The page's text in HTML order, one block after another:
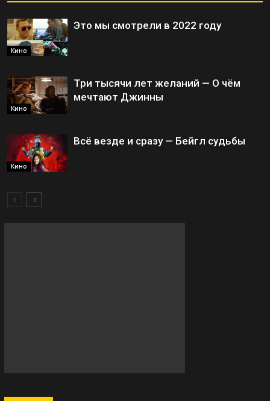
Кино
Это мы смотрели в 2022 году
Кино
Три тысячи лет желаний — О чём
мечтают Джинны
Кино
Всё везде и сразу — Бейгл судьбы